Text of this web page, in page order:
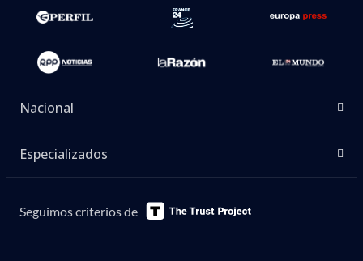
Nacional
Especializados
Seguimos criterios de